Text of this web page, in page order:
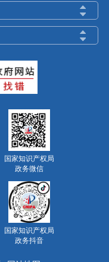
国家知识产权局
政务微信
国家知识产权局
政务抖音